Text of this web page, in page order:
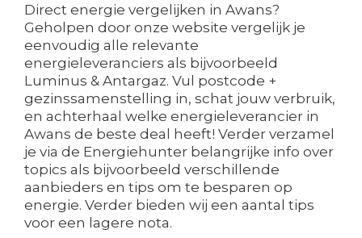
Direct energie vergelijken in Awans?
Geholpen door onze website vergelijk je
eenvoudig alle relevante
energieleveranciers als bijvoorbeeld
Luminus & Antargaz. Vul postcode +
gezinssamenstelling in, schat jouw verbruik,
en achterhaal welke energieleverancier in
Awans de beste deal heeft! Verder verzamel
je via de Energiehunter belangrijke info over
topics als bijvoorbeeld verschillende
aanbieders en tips om te besparen op
energie. Verder bieden wij een aantal tips
voor een lagere nota.